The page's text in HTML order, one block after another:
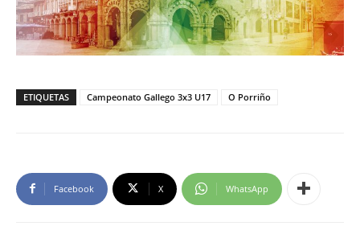
ETIQUETAS Campeonato Gallego 3x3 U17 O Porriño
Facebook X WhatsApp